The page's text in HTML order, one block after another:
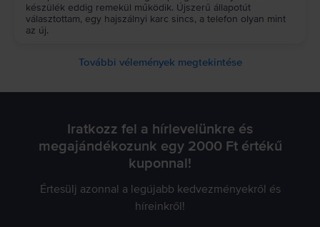
készülék eddig remekül működik. Újszerű állapotút
választottam, egy hajszálnyi karc sincs, a telefon olyan mint
az új.
További vélemények megtekintése
Iratkozz fel a hírlevelünkre és
megajándékozunk egy 2000 Ft értékű
kuponnal!
Értesülj azonnal a legújabb kedvezményekről és
híreinkről!